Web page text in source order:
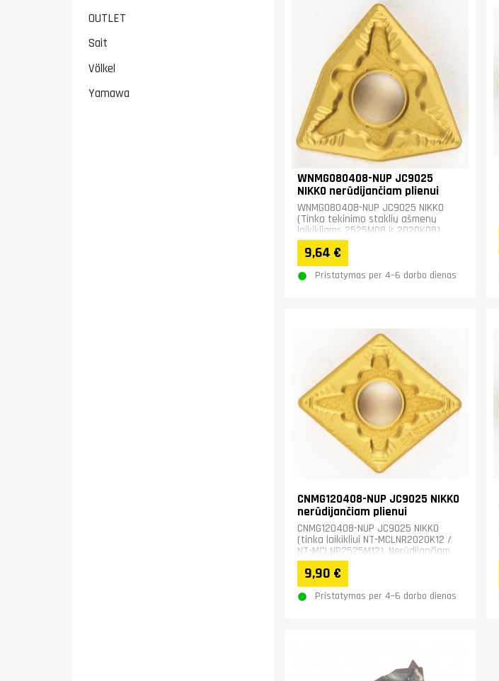
OUTLET
Sait
Völkel
Yamawa
WNMG080408-NUP JC9025
NIKKO nerūdijančiam plienui
WNMG080408-NUP JC9025 NIKKO
(Tinka tekinimo staklių ašmenų
laikikliams 2525M08 ir 2020K08)
Nerūdijančiam plienui.&nbsp;&nbsp;
9,64 €
Pristatymas per 4–6 darbo dienas
CNMG120408-NUP JC9025 NIKKO
nerūdijančiam plienui
CNMG120408-NUP JC9025 NIKKO
(tinka laikikliui NT-MCLNR2020K12 /
NT-MCLNR2525M12). Nerūdijančiam
plienui.&nbsp;
9,90 €
Pristatymas per 4–6 darbo dienas